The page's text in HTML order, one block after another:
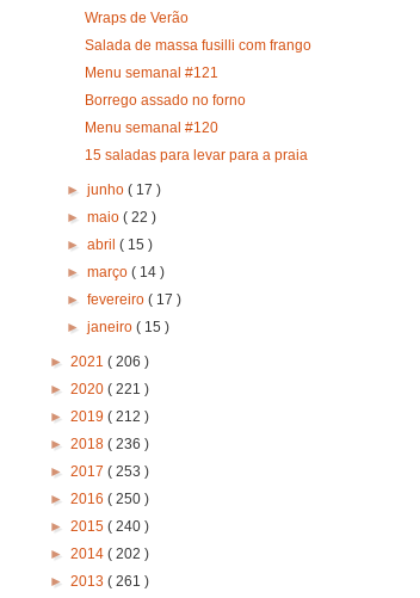
Wraps de Verão
Salada de massa fusilli com frango
Menu semanal #121
Borrego assado no forno
Menu semanal #120
15 saladas para levar para a praia
►junho( 17 )
►maio( 22 )
►abril( 15 )
►março( 14 )
►fevereiro( 17 )
►janeiro( 15 )
► 2021 ( 206 )
► 2020 ( 221 )
► 2019 ( 212 )
► 2018 ( 236 )
► 2017 ( 253 )
► 2016 ( 250 )
► 2015 ( 240 )
► 2014 ( 202 )
► 2013 ( 261 )